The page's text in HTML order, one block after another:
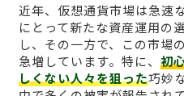
近年、仮想通貨市場は急速
にとって新たな資産運用の
し、その一方で、この市場
急増しています。特に、 初
しくない人々を狙った巧妙